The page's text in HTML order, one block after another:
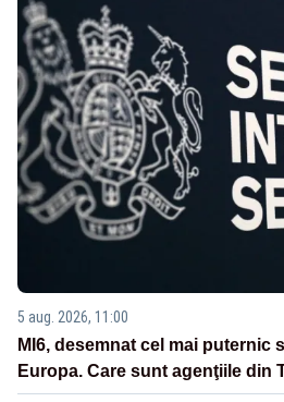
5 aug. 2026, 11:00
MI6, desemnat cel mai puternic
Europa. Care sunt agenţiile din